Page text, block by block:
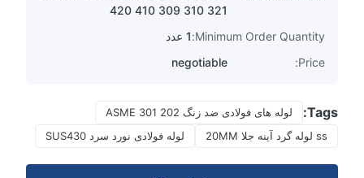
Minimum Order Quantity: 1 عدد
Price:
negotiable
Tags:
لوله های فولادی ضد زنگ 202 301 ASME
لوله فولادی نورد سرد SUS430